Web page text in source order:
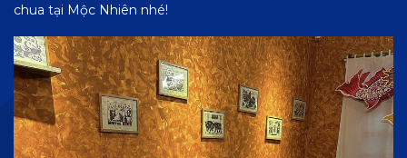
chua tại Mộc Nhiên nhé!